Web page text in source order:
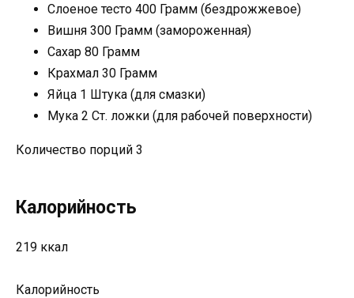
Слоеное тесто 400 Грамм (бездрожжевое)
Вишня 300 Грамм (замороженная)
Сахар 80 Грамм
Крахмал 30 Грамм
Яйца 1 Штука (для смазки)
Мука 2 Ст. ложки (для рабочей поверхности)
Количество порций 3
Калорийность
219 ккал
Калорийность